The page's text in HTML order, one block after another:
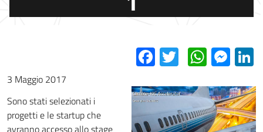
Facebook
Twitter
3 Maggio 2017
Sono stati selezionati i
progetti e le startup che
avranno accesso allo stage